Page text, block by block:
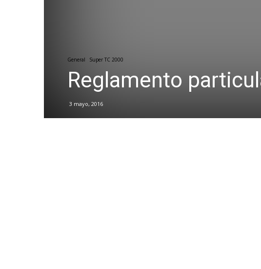
General Super TC 2000
Reglamento
3 mayo, 2016